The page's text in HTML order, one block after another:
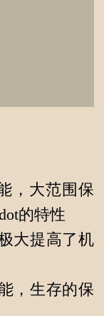
，大范围保
的特性
大提高了机
，生存的保